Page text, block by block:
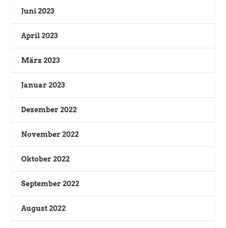
Juni 2023
April 2023
März 2023
Januar 2023
Dezember 2022
November 2022
Oktober 2022
September 2022
August 2022